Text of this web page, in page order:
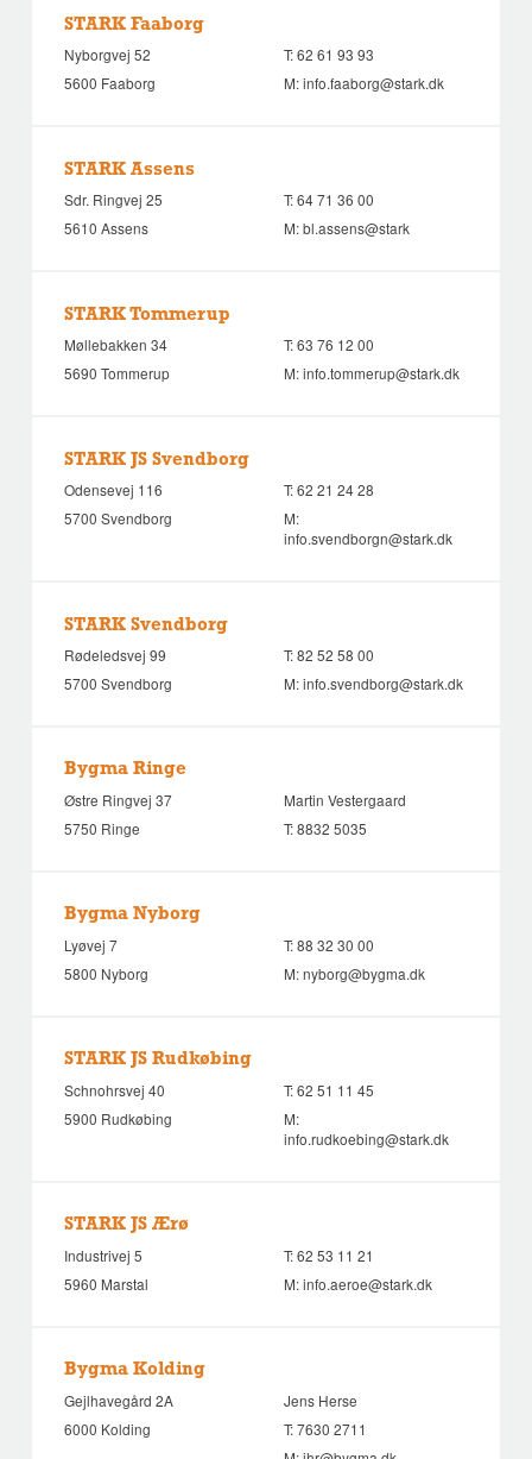
STARK Faaborg
Nyborgvej 52
5600 Faaborg
T:62 61 93 93
M:info.faaborg@stark.dk
STARK Assens
Sdr. Ringvej 25
5610 Assens
T:64 71 36 00
M:bl.assens@stark
STARK Tommerup
Møllebakken 34
5690 Tommerup
T:63 76 12 00
M:info.tommerup@stark.dk
STARK JS Svendborg
Odensevej 116
5700 Svendborg
T:62 21 24 28
M:
info.svendborgn@stark.dk
STARK Svendborg
Rødeledsvej 99
5700 Svendborg
T:82 52 58 00
M:info.svendborg@stark.dk
Bygma Ringe
Østre Ringvej 37
5750 Ringe
Martin Vestergaard
T:8832 5035
Bygma Nyborg
Lyøvej 7
5800 Nyborg
T:88 32 30 00
M:nyborg@bygma.dk
STARK JS Rudkøbing
Schnohrsvej 40
5900 Rudkøbing
T:62 51 11 45
M:
info.rudkoebing@stark.dk
STARK JS Ærø
Industrivej 5
5960 Marstal
T:62 53 11 21
M:info.aeroe@stark.dk
Bygma Kolding
Gejlhavegård 2A
6000 Kolding
Jens Herse
T:7630 2711